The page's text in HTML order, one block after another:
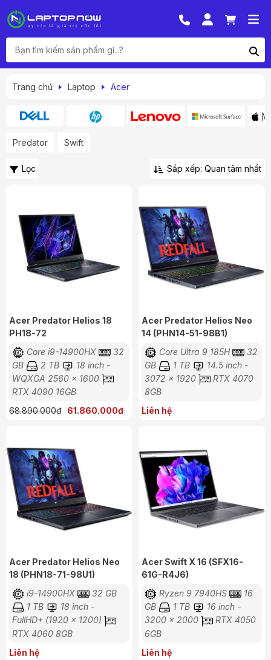
Trang chủ Laptop Acer
Predator Swift
Lọc Sắp xếp: Quan tâm nhất
Acer Predator Helios 18
PH18-72
Core i9-14900HX
32
GB
2 TB
18 inch -
WQXGA 2560 x 1600
RTX 4090 16GB
68.890.000đ 61.860.000đ
Acer Predator Helios Neo
14 (PHN14-51-98B1)
Core Ultra 9 185H
32
GB
1 TB
14.5 inch -
3072 x 1920
RTX 4070
8GB
Liên hệ
Acer Predator Helios Neo
18 (PHN18-71-98U1)
i9-14900HX
32 GB
1 TB
18 inch -
FullHD+ (1920 x 1200)
RTX 4060 8GB
Liên hệ
Acer Swift X 16 (SFX16-
61G-R4J6)
Ryzen 9 7940HS
16
GB
1 TB
16 inch -
3200 x 2000
RTX 4050
6GB
Liên hệ